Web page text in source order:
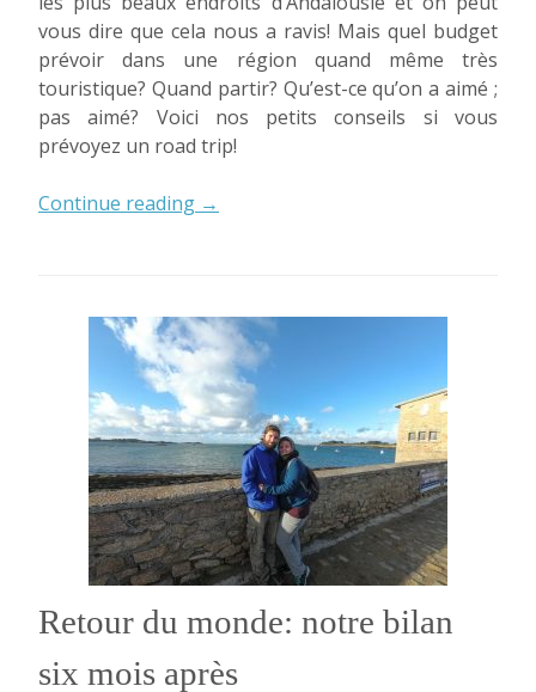
vous dire que cela nous a ravis! Mais quel budget
prévoir dans une région quand même très
touristique? Quand partir? Qu’est-ce qu’on a aimé ;
pas aimé? Voici nos petits conseils si vous
prévoyez un road trip!
Continue reading « Road
Bilan
&
Budget »
→
Retour du monde: notre bilan
six mois après